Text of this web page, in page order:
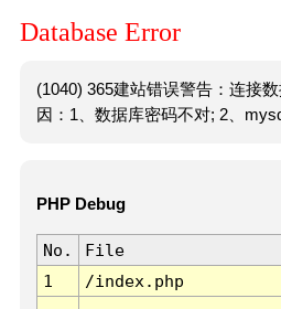
Database Error
(1040) 365建站错误警告：连接
因：1、数据库密码不对; 2、
PHP Debug
No. File
1
/index.php